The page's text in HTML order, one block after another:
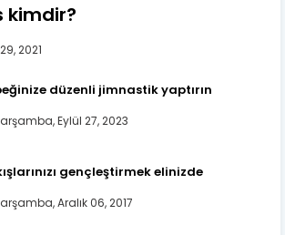
kimdir?
2021
düzenli jimnastik yaptırın
Eylül 27, 2023
gençleştirmek elinizde
Aralık 06, 2017